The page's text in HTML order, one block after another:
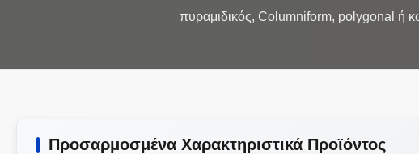
Προσαρμοσμένα Χαρακτηριστικά Προϊόντος